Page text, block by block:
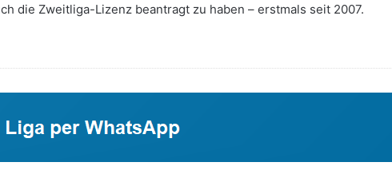
die Zweitliga-Lizenz beantragt zu haben – erstmals seit 2007.